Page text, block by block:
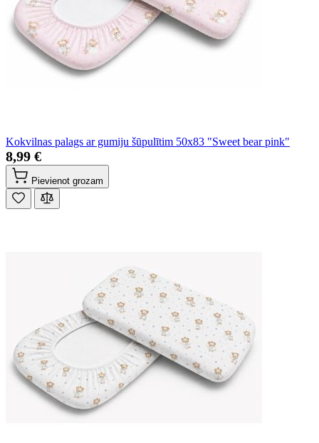
Kokvilnas palags ar gumiju šūpulītim 50x83 "Sweet bear pink"
8,99 €
Pievienot grozam